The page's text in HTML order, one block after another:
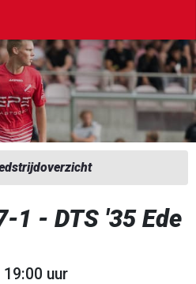
1 - DTS '35 Ede
uur